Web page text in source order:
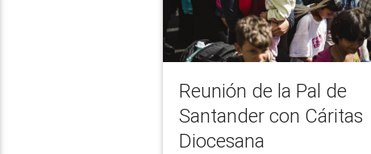
Reunión de la Pal de
Santander con Cáritas
Diocesana